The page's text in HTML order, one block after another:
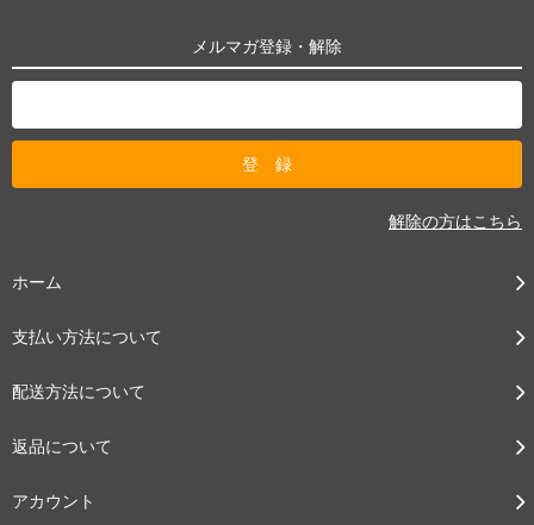
メルマガ登録・解除
解除の方はこちら
ホーム
支払い方法について
配送方法について
返品について
アカウント